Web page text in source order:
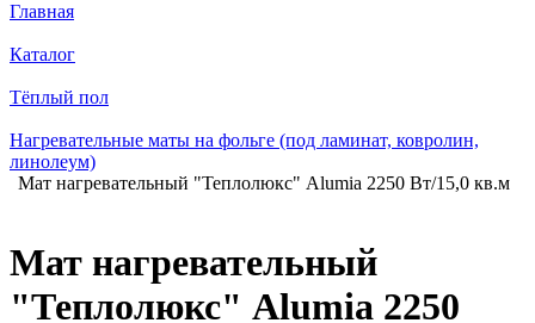
Главная
Каталог
Тёплый пол
Нагревательные маты на фольге (под ламинат, ковролин,
линолеум)
Мат нагревательный "Теплолюкс" Alumia 2250 Вт/15,0 кв.м
Мат нагревательный
"Теплолюкс" Alumia 2250